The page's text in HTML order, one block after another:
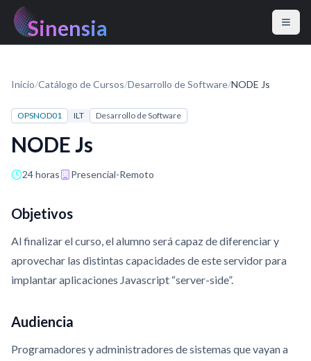
Sinensia
Inicio/Catálogo de Cursos/Desarrollo de Software/NODE Js
OPSNOD01 ILT Desarrollo de Software
NODE Js
24 horas Presencial-Remoto
Objetivos
Al finalizar el curso, el alumno será capaz de diferenciar y
aprovechar las distintas capacidades de este servidor para
implantar aplicaciones Javascript “server-side”.
Audiencia
Programadores y administradores de sistemas que vayan a